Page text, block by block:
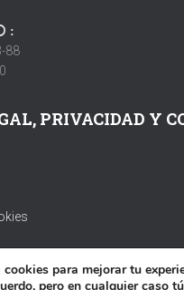
:
88
PRIVACIDAD Y
cookies para mejorar tu
pero en cualquier caso